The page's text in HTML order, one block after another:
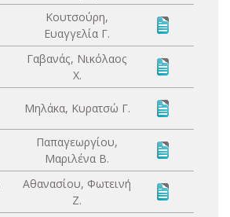
Κουτσούρη,
Ευαγγελία Γ.
Γαβανάς, Νικόλαος
Χ.
Μηλάκα, Κυρατσώ Γ.
Παπαγεωργίου,
Μαριλένα Β.
Αθανασίου, Φωτεινή
Ζ.